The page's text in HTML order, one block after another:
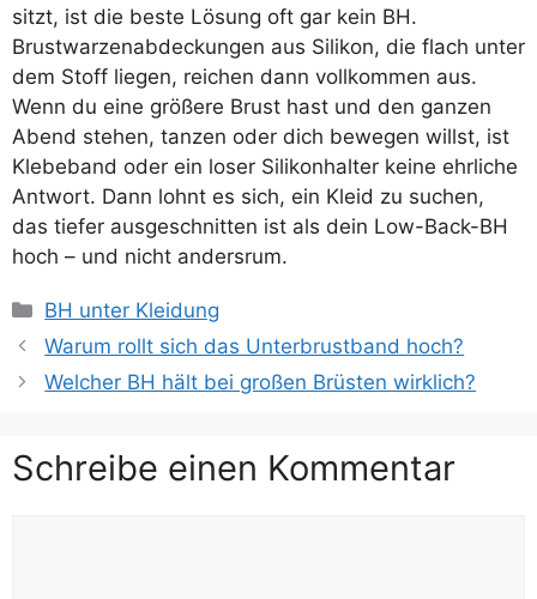
sitzt, ist die beste Lösung oft gar kein BH.
Brustwarzenabdeckungen aus Silikon, die flach unter
dem Stoff liegen, reichen dann vollkommen aus.
Wenn du eine größere Brust hast und den ganzen
Abend stehen, tanzen oder dich bewegen willst, ist
Klebeband oder ein loser Silikonhalter keine ehrliche
Antwort. Dann lohnt es sich, ein Kleid zu suchen,
das tiefer ausgeschnitten ist als dein Low-Back-BH
hoch – und nicht andersrum.
Kategorien
BH unter Kleidung
Warum rollt sich das Unterbrustband hoch?
Welcher BH hält bei großen Brüsten wirklich?
Schreibe einen Kommentar